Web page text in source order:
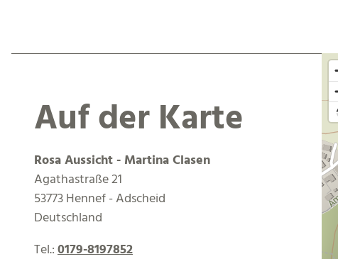
Auf der Karte
Rosa Aussicht - Martina Clasen
Agathastraße 21
53773 Hennef - Adscheid
Deutschland
Tel.:0179-8197852